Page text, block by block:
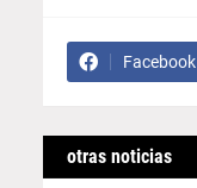
Facebook
otras noticias